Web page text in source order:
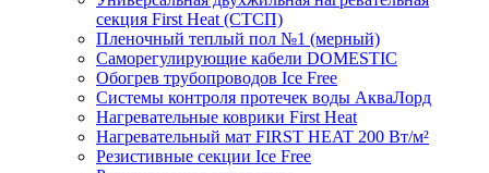
секция First Heat (СТСП)
Пленочный теплый пол №1 (мерный)
Саморегулирующие кабели DOMESTIC
Обогрев трубопроводов Ice Free
Системы контроля протечек воды АкваЛорд
Нагревательные коврики First Heat
Нагревательный мат FIRST HEAT 200 Вт/м²
Резистивные секции Ice Free